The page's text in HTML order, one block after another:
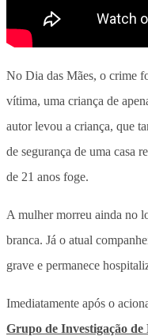
No Dia das Mães, o crime
vítima, uma criança de
autor levou a criança, que
de segurança de uma casa
de 21 anos foge.
A mulher morreu ainda no
branca. Já o atual
grave e permanece
Imediatamente após o
Grupo de Investigação